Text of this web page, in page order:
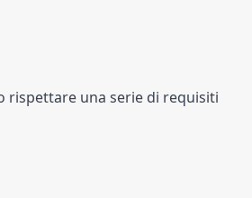
rispettare una serie di requisiti